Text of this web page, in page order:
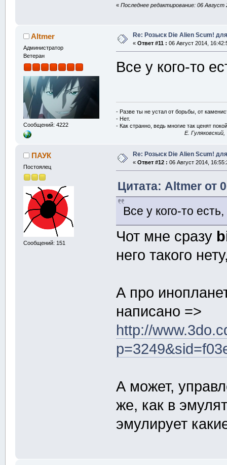
«Последнее редактирование: 06
Altmer
Администратор
Ветеран
Сообщений: 4222
Re: Розыск Die Alien Scum!
« Ответ #11 : 06 Август 2014,
Все у кого-то
- Разве ты не устал от борьбы, от
- Нет.
- Как странно, ведь многие так ценят
E.
ПАУК
Постоялец
Сообщений: 151
Re: Розыск Die Alien Scum!
« Ответ #12 : 06 Август 2014,
Цитата: Altmer от
Все у кого-то
Чот мне сразу
него такого
А про
написано =>
http://
А может,
же, как в
эмулирует